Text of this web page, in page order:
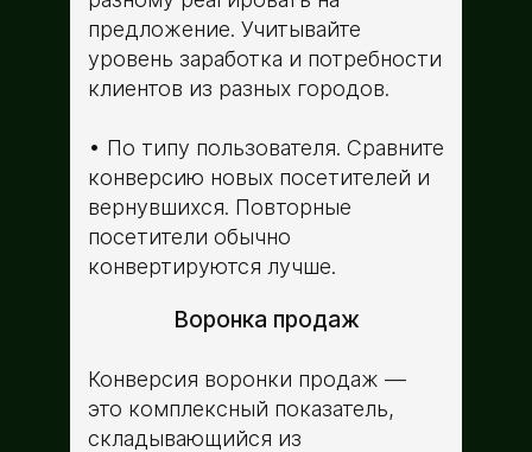
предложение. Учитывайте
уровень заработка и потребности
клиентов из разных городов.
По типу пользователя. Сравните
конверсию новых посетителей и
вернувшихся. Повторные
посетители обычно
конвертируются лучше.
Воронка продаж
Конверсия воронки продаж —
это комплексный показатель,
складывающийся из